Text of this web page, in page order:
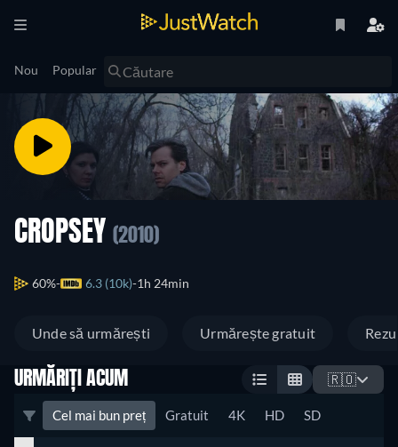
Nou Popular
CROPSEY (2010)
60% 6.3 (10k) 1h 24min
Unde să urmărești Urmărește gratuit
URMĂRIȚI ACUM 🇷🇴
Cel mai bun preț Gratuit 4K HD SD